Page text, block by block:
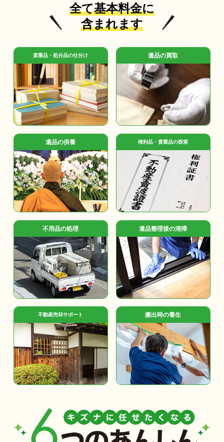
全て基本料金に
含まれます
貴重品・処分品の仕分け 遺品の買取
遺品の供養 権利品・貴重品の探索
不用品の処理 遺品整理後の清掃
不動産売却サポート 搬出時の養生